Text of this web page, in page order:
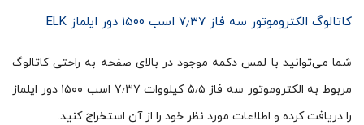
کاتالوگ الکتروموتور سه فاز ۷٫۳۷ اسب ۱۵۰۰ دور ایلماز ELK
شما می‌توانید با لمس دکمه موجود در بالای صفحه به راحتی کاتالوگ
مربوط به الکتروموتور سه فاز ۵٫۵ کیلووات ۷٫۳۷ اسب ۱۵۰۰ دور ایلماز
را دریافت کرده و اطلاعات مورد نظر خود را از آن استخراج کنید.